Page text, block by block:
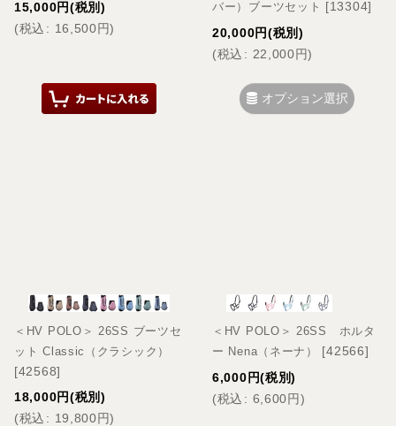
15,000円(税別)
(税込 : 16,500円)
バー）ブーツセット [13304]
20,000円(税別)
(税込 : 22,000円)
オプション選択
＜HV POLO＞ 26SS ブーツセ
ット Classic（クラシック）
[42568]
18,000円(税別)
(税込 : 19,800円)
＜HV POLO＞ 26SS ホルタ
ー Nena（ネーナ）
[42566]
6,000円(税別)
(税込 : 6,600円)